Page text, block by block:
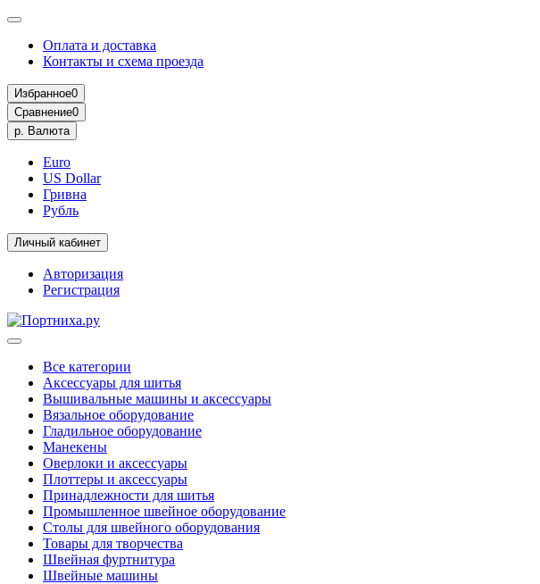
Оплата и доставка
Контакты и схема проезда
Избранное0
Сравнение0
р. Валюта
Euro
US Dollar
Гривна
Рубль
Личный кабинет
Авторизация
Регистрация
Все категории
Аксессуары для шитья
Вышивальные машины и аксессуары
Вязальное оборудование
Гладильное оборудование
Манекены
Оверлоки и аксессуары
Плоттеры и аксессуары
Принадлежности для шитья
Промышленное швейное оборудование
Столы для швейного оборудования
Товары для творчества
Швейная фуртнитура
Швейные машины